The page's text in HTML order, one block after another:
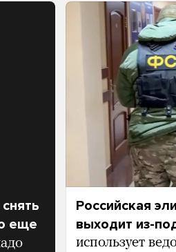
еще
Российская
выходит из-
использует